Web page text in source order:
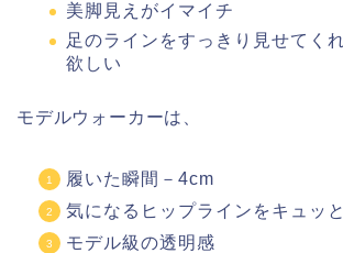
美脚見えがイマイチ
足のラインをすっきり見せてく
欲しい
モデルウォーカーは、
履いた瞬間－4cm
気になるヒップラインをキュッ
モデル級の透明感